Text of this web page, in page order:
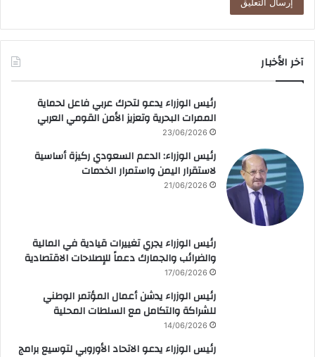
آخر الأخبار
رئيس الوزراء يدعو لتحرك عربي فاعل لحماية
الممرات البحرية وتعزيز الأمن القومي العربي
23/06/2026
رئيس الوزراء: الدعم السعودي ركيزة أساسية
لاستقرار اليمن واستمرار الخدمات
21/06/2026
رئيس الوزراء يجري تغييرات قيادية في المالية
والضرائب والجمارك دعماً للإصلاحات الاقتصادية
17/06/2026
رئيس الوزراء يدشن أعمال المؤتمر الوطني
للشراكة والتكامل مع السلطات المحلية
14/06/2026
رئيس الوزراء يدعو الاتحاد الأوروبي لتوسيع برامج